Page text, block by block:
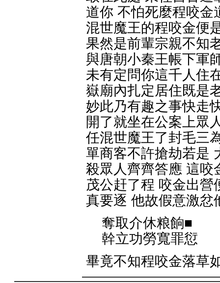
道你 不怕死麼程咬金
混世魔王的程咬金便
果然是前輩宗親不知
與唐朝小秦王帳下軍
未有定問你這千人住
嶽廟內扎定居住既是
妙此乃有趣之事快走
開了就坐在公案上眾
任混世魔王了封毛三
單商客不許搶劫若是
殺眾人齊齊答應 這咬
茂公赶了程 咬金出營
真要逐 他故假意激忿
奪取介休粮餉■
幹立功勞寬罪愆
畢竟不知程咬金落草